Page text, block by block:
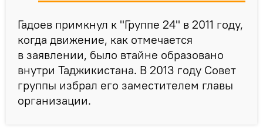
Гадоев примкнул к "Группе 24" в 2011 году,
когда движение, как отмечается
в заявлении, было втайне образовано
внутри Таджикистана. В 2013 году Совет
группы избрал его заместителем главы
организации.